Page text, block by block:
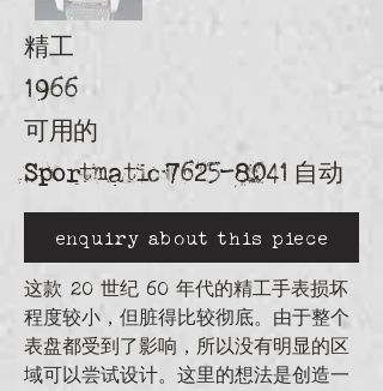
精工
1966
可用的
Sportmatic7625-8041 自动
enquiry about this piece
这款 20 世纪 60 年代的精工手表损坏
程度较小，但脏得比较彻底。由于整个
表盘都受到了影响，所以没有明显的区
域可以尝试设计。这里的想法是创造一